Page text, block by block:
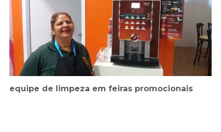
equipe de limpeza em feiras promocionais